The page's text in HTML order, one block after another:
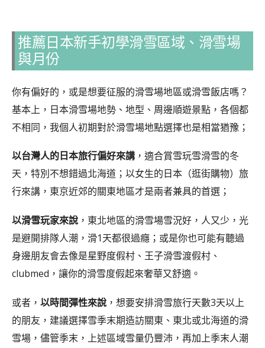
推薦日本新手初學滑雪區域、滑雪場
與月份
你有偏好的，或是想要征服的滑雪場地區或滑雪飯店嗎？
基本上，日本滑雪場地勢、地型、周邊順遊景點，各個都
不相同，我個人初期對於滑雪場地點選擇也是相當猶豫；
以台灣人的日本旅行偏好來講 ，適合賞雪玩雪滑雪的冬
天，特別不想錯過北海道；以女生的日本（逛街購物）旅
行來講，東京近郊的關東地區才是兩者兼具的首選；
以滑雪玩家來說 ，東北地區的滑雪場雪況好，人又少，光
是避開排隊人潮，滑1天都很過癮；或是你也可能有聽過
身邊朋友會去像是星野度假村、王子滑雪渡假村、
clubmed，讓你的滑雪度假起來奢華又舒適。
或者， 以時間彈性來說 ，想要安排滑雪旅行天數3天以上
的朋友，建議選擇雪季末期造訪關東、東北或北海道的滑
雪場，儘管季末，上述區域雪量仍豐沛，再加上季末人潮